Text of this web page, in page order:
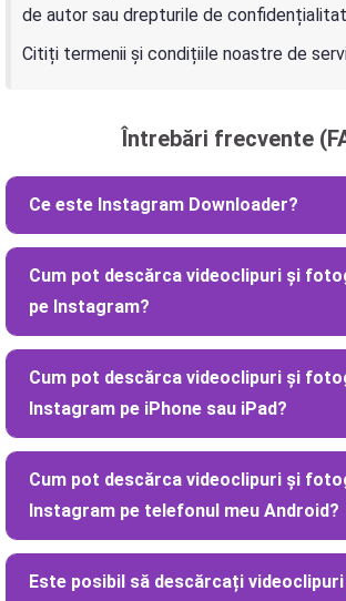
de autor sau drepturile de
Citiți termenii și condițiile noastre de
Întrebări frecvente
Ce este Instagram Downloader?
Cum pot descărca videoclipuri și
pe Instagram?
Cum pot descărca videoclipuri și
Instagram pe iPhone sau iPad?
Cum pot descărca videoclipuri și
Instagram pe telefonul meu Android?
Este posibil să descărcați